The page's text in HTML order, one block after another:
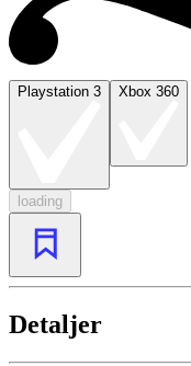
Playstation 3 Xbox 360
loading
Detaljer